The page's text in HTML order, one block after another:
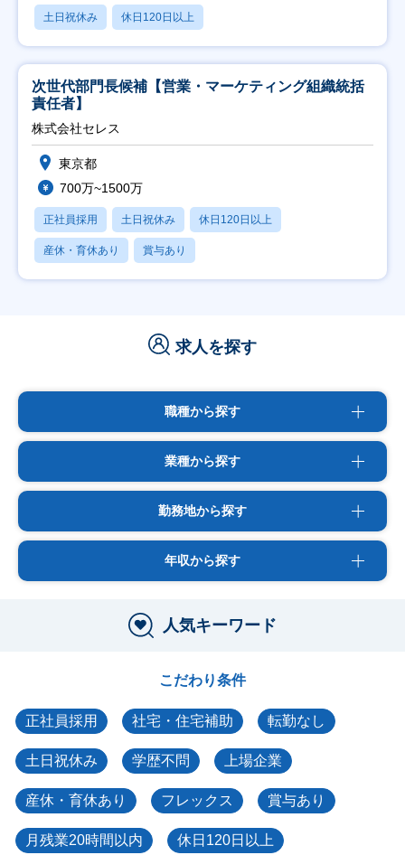
土日祝休み 休日120日以上
次世代部門長候補【営業・マーケティング組織統括
責任者】
株式会社セレス
東京都
700万~1500万
正社員採用 土日祝休み 休日120日以上
産休・育休あり 賞与あり
求人を探す
職種から探す
業種から探す
勤務地から探す
年収から探す
人気キーワード
こだわり条件
正社員採用 社宅・住宅補助 転勤なし
土日祝休み 学歴不問 上場企業
産休・育休あり フレックス 賞与あり
月残業20時間以内 休日120日以上